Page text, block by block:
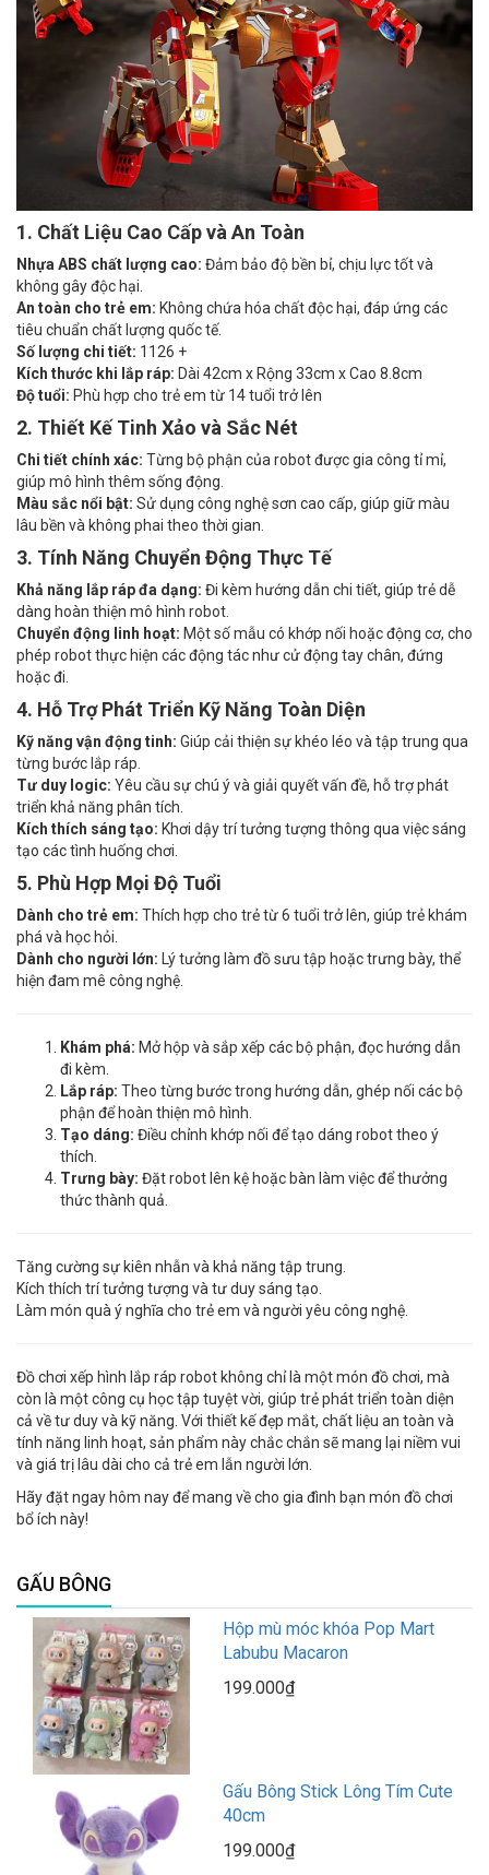
1. Chất Liệu Cao Cấp và An Toàn
Nhựa ABS chất lượng cao: Đảm bảo độ bền bỉ, chịu lực tốt và
không gây độc hại.
An toàn cho trẻ em: Không chứa hóa chất độc hại, đáp ứng các
tiêu chuẩn chất lượng quốc tế.
Số lượng chi tiết: 1126 +
Kích thước khi lắp ráp: Dài 42cm x Rộng 33cm x Cao 8.8cm
Độ tuổi: Phù hợp cho trẻ em từ 14 tuổi trở lên
2. Thiết Kế Tinh Xảo và Sắc Nét
Chi tiết chính xác: Từng bộ phận của robot được gia công tỉ mỉ,
giúp mô hình thêm sống động.
Màu sắc nổi bật: Sử dụng công nghệ sơn cao cấp, giúp giữ màu
lâu bền và không phai theo thời gian.
3. Tính Năng Chuyển Động Thực Tế
Khả năng lắp ráp đa dạng: Đi kèm hướng dẫn chi tiết, giúp trẻ dễ
dàng hoàn thiện mô hình robot.
Chuyển động linh hoạt: Một số mẫu có khớp nối hoặc động cơ, cho
phép robot thực hiện các động tác như cử động tay chân, đứng
hoặc đi.
4. Hỗ Trợ Phát Triển Kỹ Năng Toàn Diện
Kỹ năng vận động tinh: Giúp cải thiện sự khéo léo và tập trung qua
từng bước lắp ráp.
Tư duy logic: Yêu cầu sự chú ý và giải quyết vấn đề, hỗ trợ phát
triển khả năng phân tích.
Kích thích sáng tạo: Khơi dậy trí tưởng tượng thông qua việc sáng
tạo các tình huống chơi.
5. Phù Hợp Mọi Độ Tuổi
Dành cho trẻ em: Thích hợp cho trẻ từ 6 tuổi trở lên, giúp trẻ khám
phá và học hỏi.
Dành cho người lớn: Lý tưởng làm đồ sưu tập hoặc trưng bày, thể
hiện đam mê công nghệ.
Khám phá: Mở hộp và sắp xếp các bộ phận, đọc hướng dẫn
đi kèm.
Lắp ráp: Theo từng bước trong hướng dẫn, ghép nối các bộ
phận để hoàn thiện mô hình.
Tạo dáng: Điều chỉnh khớp nối để tạo dáng robot theo ý
thích.
Trưng bày: Đặt robot lên kệ hoặc bàn làm việc để thưởng
thức thành quả.
Tăng cường sự kiên nhẫn và khả năng tập trung.
Kích thích trí tưởng tượng và tư duy sáng tạo.
Làm món quà ý nghĩa cho trẻ em và người yêu công nghệ.
Đồ chơi xếp hình lắp ráp robot không chỉ là một món đồ chơi, mà
còn là một công cụ học tập tuyệt vời, giúp trẻ phát triển toàn diện
cả về tư duy và kỹ năng. Với thiết kế đẹp mắt, chất liệu an toàn và
tính năng linh hoạt, sản phẩm này chắc chắn sẽ mang lại niềm vui
và giá trị lâu dài cho cả trẻ em lẫn người lớn.
Hãy đặt ngay hôm nay để mang về cho gia đình bạn món đồ chơi
bổ ích này!
GẤU BÔNG
Hộp mù móc khóa Pop Mart
Labubu Macaron
199.000₫
Gấu Bông Stick Lông Tím Cute
40cm
199.000₫